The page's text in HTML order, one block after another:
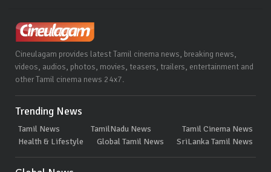
Cineulagam provides latest Tamil cinema news, breaking news,
videos, audios, photos, movies, teasers, trailers, entertainment and
other Tamil cinema news 24x7.
Trending News
Tamil News TamilNadu News
Tamil Cinema News
Health & Lifestyle
Global Tamil News SriLanka Tamil News